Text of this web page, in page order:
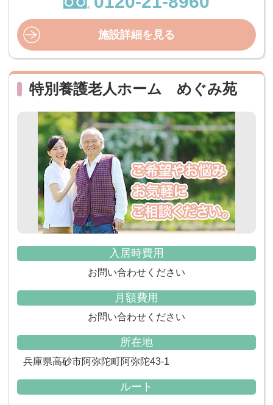
施設詳細を見る
特別養護老人ホーム めぐみ苑
入居時費用
お問い合わせください
月額費用
お問い合わせください
所在地
兵庫県高砂市阿弥陀町阿弥陀43-1
ルート